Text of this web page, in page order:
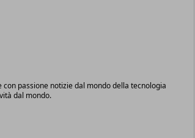
passione notizie dal mondo della tecnologia
dal mondo.